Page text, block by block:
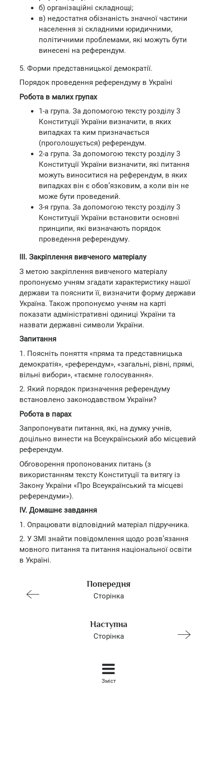
б) організаційні складнощі;
в) недостатня обізнаність значної частини
населення зі складними юридичними,
політичними проблемами, які можуть бути
винесені на референдум.
5. Форми представницької демократії.
Порядок проведення референдуму в Україні
Робота в малих групах
1-а група. За допомогою тексту розділу 3
Конституції України визначити, в яких
випадках та ким призначається
(проголошується) референдум.
2-а група. За допомогою тексту розділу 3
Конституції України визначити, які питання
можуть виноситися на референдум, в яких
випадках він є обов’язковим, а коли він не
може бути проведений.
3-я група. За допомогою тексту розділу 3
Конституції України встановити основні
принципи, які визначають порядок
проведення референдуму.
III. Закріплення вивченого матеріалу
З метою закріплення вивченого матеріалу
пропонуємо учням згадати характеристику нашої
держави та пояснити її, визначити форму держави
Україна. Також пропонуємо учням на карті
показати адміністративні одиниці України та
назвати державні символи України.
Запитання
1. Поясніть поняття «пряма та представницька
демократія», «референдум», «загальні, рівні, прямі,
вільні вибори», «таємне голосування».
2. Який порядок призначення референдуму
встановлено законодавством України?
Робота в парах
Запропонувати питання, які, на думку учнів,
доцільно винести на Всеукраїнський або місцевий
референдум.
Обговорення пропонованих питань (з
використанням тексту Конституції та витягу із
Закону України «Про Всеукраїнський та місцеві
референдуми»).
IV. Домашнє завдання
1. Опрацювати відповідний матеріал підручника.
2. У ЗМІ знайти повідомлення щодо розв’язання
мовного питання та питання національної освіти
в Україні.
Попередня
Сторінка
Наступна
Сторінка
Зміст